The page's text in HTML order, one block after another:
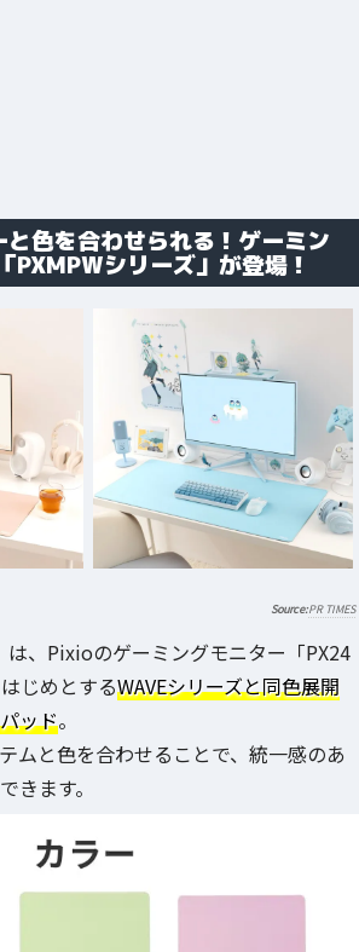
色を合わせられる！ゲーミン
PXMPWシリーズ」が登場！
PR TIMES
は、Pixioのゲーミングモニター「PX24
じめとするWAVEシリーズと同色展開
ッド。
ムと色を合わせることで、統一感のあ
きます。